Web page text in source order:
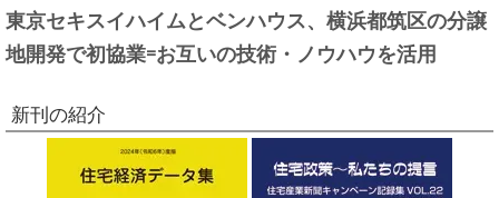
東京セキスイハイムとベンハウス、横浜都筑区の分譲
地開発で初協業=お互いの技術・ノウハウを活用
新刊の紹介